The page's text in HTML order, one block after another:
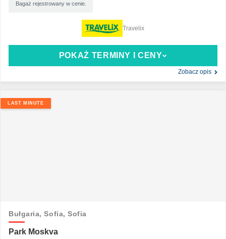
Bagaż rejestrowany w cenie.
POKAŻ TERMINY I CENY
Zobacz opis
Travelix
LAST MINUTE
Bułgaria,Sofia,Sofia
Park Moskva